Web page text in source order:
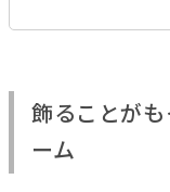
飾ることが
ーム